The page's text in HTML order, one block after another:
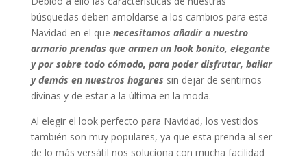
búsquedas deben amoldarse a los cambios para esta
Navidad en el que necesitamos añadir a nuestro
armario prendas que armen un look bonito, elegante
y por sobre todo cómodo, para poder disfrutar, bailar
y demás en nuestros hogares sin dejar de sentirnos
divinas y de estar a la última en la moda.
Al elegir el look perfecto para Navidad, los vestidos
también son muy populares, ya que esta prenda al ser
de lo más versátil nos soluciona con mucha facilidad